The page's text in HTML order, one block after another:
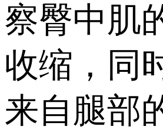
察臀中肌
收缩，同
来自腿部